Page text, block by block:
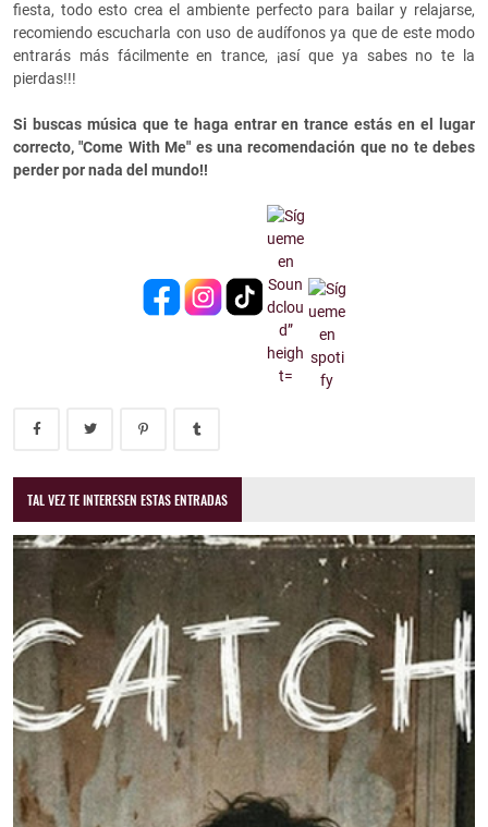
fiesta, todo esto crea el ambiente perfecto para bailar y relajarse,
recomiendo escucharla con uso de audífonos ya que de este modo
entrarás más fácilmente en trance, ¡así que ya sabes no te la
pierdas!!!
Si buscas música que te haga entrar en trance estás en el lugar
correcto, "Come With Me" es una recomendación que no te debes
perder por nada del mundo!!
TAL VEZ TE INTERESEN ESTAS ENTRADAS